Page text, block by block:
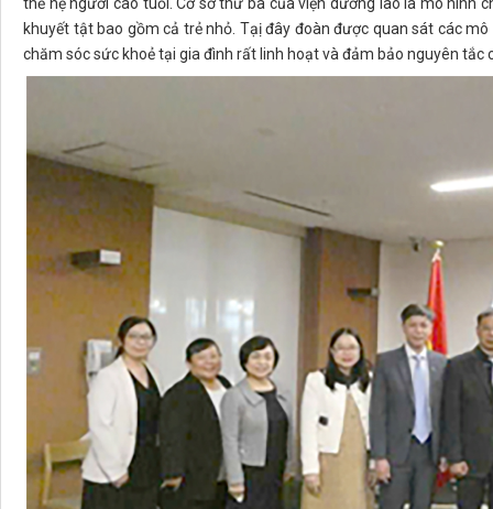
thế hệ người cao tuổi. Cơ sở thứ ba của viện dưỡng lão là mô hình
khuyết tật bao gồm cả trẻ nhỏ. Tạị đây đoàn được quan sát các
chăm sóc sức khoẻ tại gia đình rất linh hoạt và đảm bảo nguyên